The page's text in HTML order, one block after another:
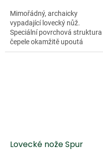
Mimořádný, archaicky
vypadající lovecký nůž.
Speciální povrchová struktura
čepele okamžitě upoutá
pozornost....
Lovecké nože Spur